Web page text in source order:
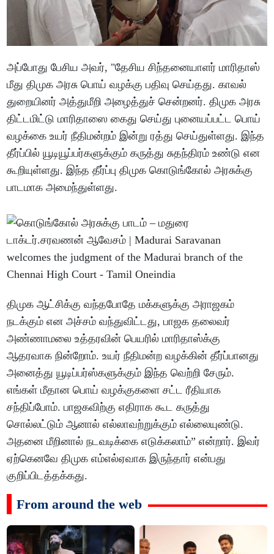
அப்போது பேசிய அவர், "தேசிய சிந்தனையாளர் மாரிதாஸ்
மீது திமுக அரசு பொய் வழக்கு பதிவு செய்தது. காவல்
துறையினர் அத்துமீறி அழைத்துச் சென்றனர். திமுக அரசு
திட்டமிட்டு மாரிதாஸை கைது செய்து புனையப்பட்ட பொய்
வழக்கை உயர் நீதிமன்றம் இன்று ரத்து செய்துள்ளது. இந்த
தீர்ப்பில் யூடியூப்பர்களுக்கும் கருத்து சுதந்திரம் உண்டு என
கூறியுள்ளது. இந்த தீர்ப்பு திமுக கொடுங்கோல் அரசுக்கு
பாடமாக அமைந்துள்ளது.
திமுக ஆட்சிக்கு வந்தபோதே மக்களுக்கு அராஜகம்
நடக்கும் என அச்சம் வந்துவிட்டது, பாஜக தலைவர்
அண்ணாமலை உத்தரவின் பெயரில் மாரிதாஸ்க்கு
ஆதரவாக நின்றோம். உயர் நீதிமன்ற வழக்கின் தீர்ப்பானது
அனைத்து யூடிப்பர்ஸ்களுக்கும் இந்த வெற்றி சேரும்.
எங்கள் மீதான பொய் வழக்குகளை சட்ட ரீதியாக
சந்திப்போம். பாஜகவிற்கு எதிராக கூட கருத்து
சொல்லட்டும் ஆனால் எல்லாவற்றுக்கும் எல்லையுண்டு.
அதனை மீறினால் நடவடிக்கை எடுக்கலாம்” என்றார். இவர்
ஏற்கெனவே திமுக எம்எல்ஏவாக இருந்தார் என்பது
குறிப்பிடத்தக்கது.
From around the web